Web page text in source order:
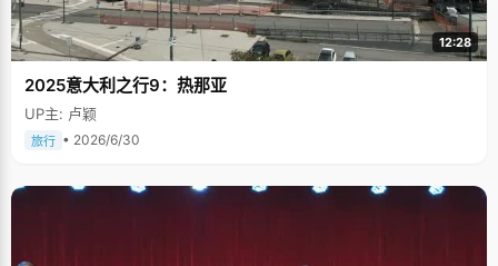
12:28
2025意大利之行9：热那亚
UP主: 卢颖
旅行 • 2026/6/30